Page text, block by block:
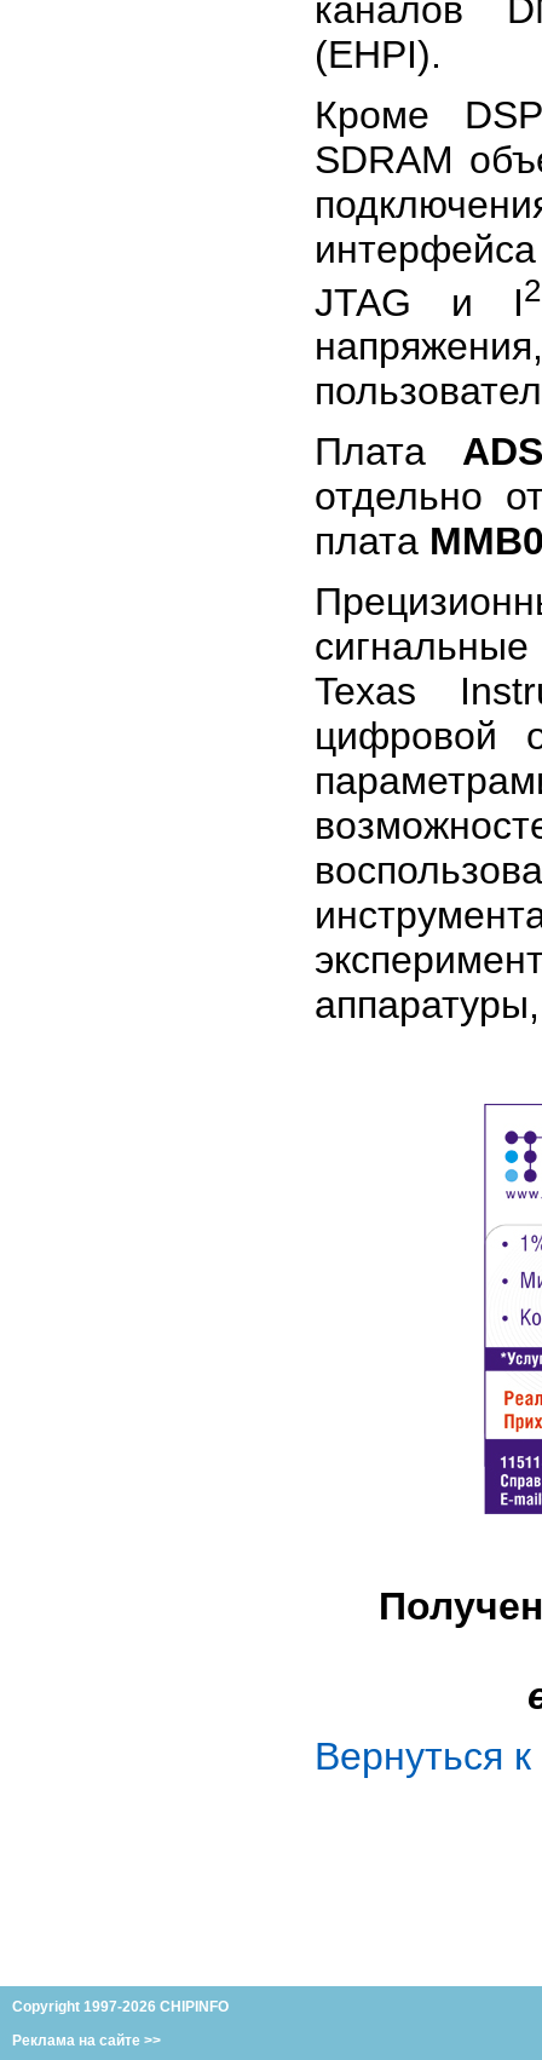
каналов
(EHPI).
Кроме
SDRAM
JTAG и I2
Плата
отдельно
плата
Texas
цифровой
Вернуться
Copyright 1997-2026 CHIPINFO
Реклама на сайте >>